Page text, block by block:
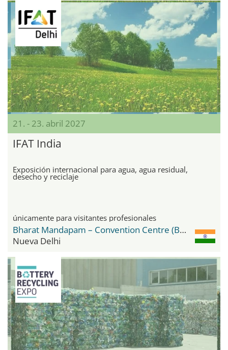
21. - 23. abril 2027
IFAT India
Exposición internacional para agua, agua residual,
desecho y reciclaje
únicamente para visitantes profesionales
Bharat Mandapam – Convention Centre (BMCC)
Nueva Delhi